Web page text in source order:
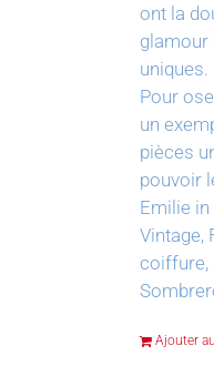
ont la
glamour
uniques.
Pour
un
pièces
pouvoir
Emilie in
Vintage,
coiffure,
Ajouter